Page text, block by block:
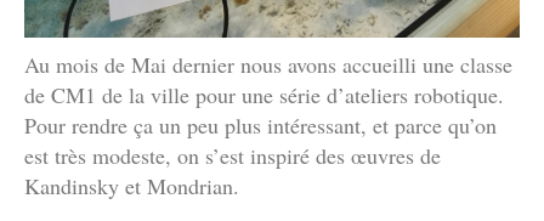
Au mois de Mai dernier nous avons accueilli une classe
de CM1 de la ville pour une série d’ateliers robotique.
Pour rendre ça un peu plus intéressant, et parce qu’on
est très modeste, on s’est inspiré des œuvres de
Kandinsky et Mondrian.